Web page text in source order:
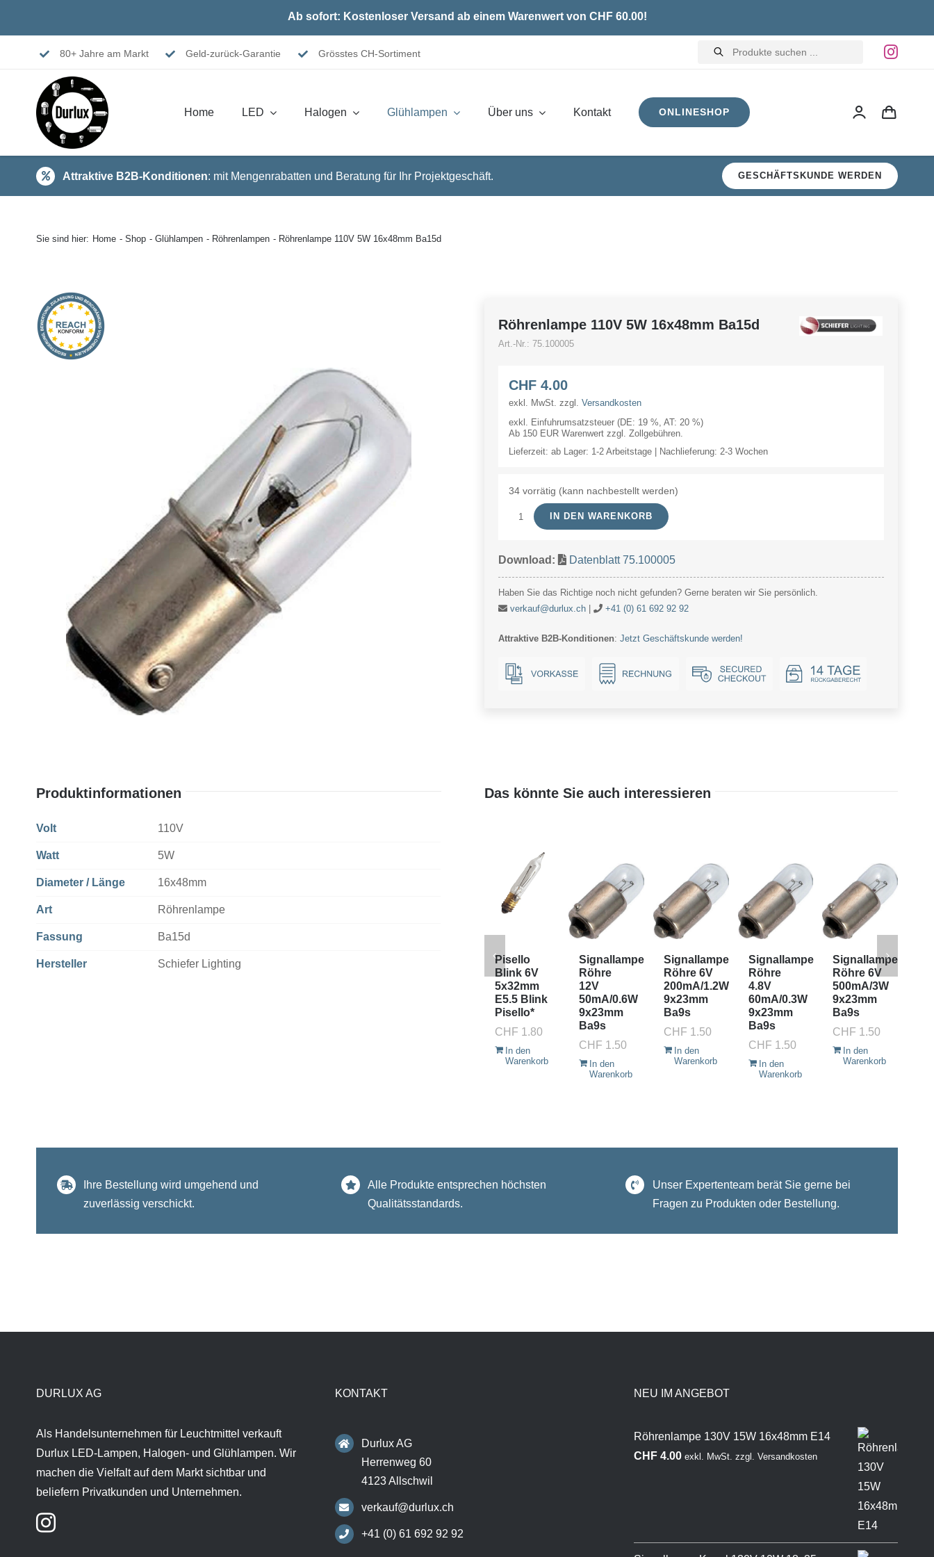
Ab sofort: Kostenloser Versand ab einem Warenwert von CHF 60.00!
80+ Jahre am Markt Geld-zurück-Garantie Grösstes CH-Sortiment
Products
search
Home LED Halogen Glühlampen Über uns Kontakt ONLINESHOP
Attraktive B2B-Konditionen: mit Mengenrabatten und Beratung für Ihr Projektgeschäft. GESCHÄFTSKUNDE WERDEN
Sie sind hier: Home Shop Glühlampen Röhrenlampen Röhrenlampe 110V 5W 16x48mm Ba15d
Röhrenlampe 110V 5W 16x48mm Ba15d
Art.-Nr.: 75.100005
CHF4.00
exkl. MwSt. zzgl. Versandkosten
exkl. Einfuhrumsatzsteuer (DE: 19 %, AT: 20 %)
Ab 150 EUR Warenwert zzgl. Zollgebühren.
Lieferzeit: ab Lager: 1-2 Arbeitstage | Nachlieferung: 2-3 Wochen
34 vorrätig (kann nachbestellt werden)
Röhrenlampe
5W
Ba15d
IN DEN WARENKORB
Download: Datenblatt 75.100005
Haben Sie das Richtige noch nicht gefunden? Gerne beraten wir Sie persönlich.
verkauf@durlux.ch| +41 (0) 61 692 92 92
Attraktive B2B-Konditionen: Jetzt Geschäftskunde werden!
Produktinformationen
Volt 110V
Watt 5W
Diameter / Länge 16x48mm
Art Röhrenlampe
Fassung Ba15d
Hersteller Schiefer Lighting
Das könnte Sie auch interessieren
Pisello
Blink 6V
5x32mm
E5.5 Blink
Pisello*
CHF 1.80
In den
Warenkorb
Signallampe
Röhre
12V
50mA/0.6W
9x23mm
Ba9s
CHF 1.50
In den
Warenkorb
Signallampe
Röhre 6V
200mA/1.2W
9x23mm
Ba9s
CHF 1.50
In den
Warenkorb
Signallampe
Röhre
4.8V
60mA/0.3W
9x23mm
Ba9s
CHF 1.50
In den
Warenkorb
Signallampe
Röhre 6V
500mA/3W
9x23mm
Ba9s
CHF 1.50
In den
Warenkorb
Ihre Bestellung wird umgehend und
zuverlässig verschickt.
Alle Produkte entsprechen höchsten
Qualitätsstandards.
Unser Expertenteam berät Sie gerne bei
Fragen zu Produkten oder Bestellung.
DURLUX AG
Als Handelsunternehmen für Leuchtmittel verkauft
Durlux LED-Lampen, Halogen- und Glühlampen. Wir
machen die Vielfalt auf dem Markt sichtbar und
beliefern Privatkunden und Unternehmen.
KONTAKT
Durlux AG
Herrenweg 60
4123 Allschwil
verkauf@durlux.ch
+41 (0) 61 692 92 92
NEU IM ANGEBOT
Röhrenlampe 130V 15W 16x48mm E14
CHF4.00 exkl. MwSt. zzgl. Versandkosten